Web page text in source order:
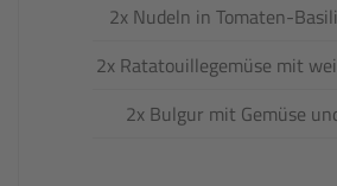
2x Nudeln in Tomaten-
2x Ratatouillegemüse mit
2x Bulgur mit Gemüse